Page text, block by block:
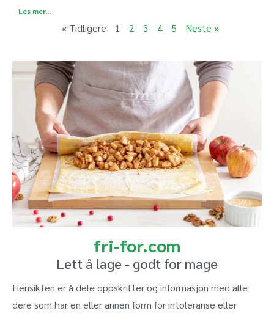
Les mer...
« Tidligere 1 2 3 4 5 Neste »
fri-for.com
Lett å lage - godt for mage
Hensikten er å dele oppskrifter og informasjon med alle
dere som har en eller annen form for intoleranse eller